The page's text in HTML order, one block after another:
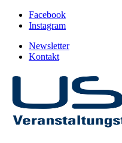
Facebook
Instagram
Newsletter
Kontakt